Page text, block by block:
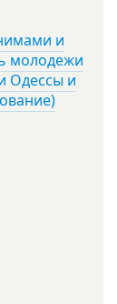
и
молодежи
Одессы и